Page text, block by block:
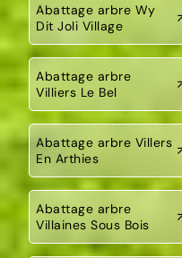
Abattage arbre Wy
Dit Joli Village
Abattage arbre
Villiers Le Bel
Abattage arbre Villers
En Arthies
Abattage arbre
Villaines Sous Bois